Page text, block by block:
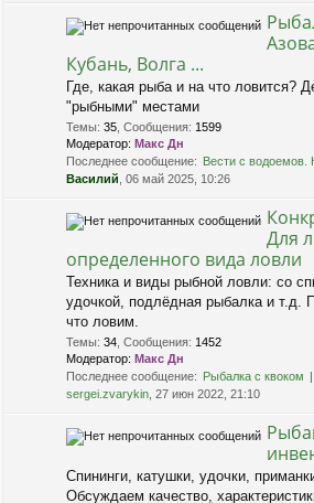
Кубань, Волга ...
Где, какая рыба и на что ловится?
"рыбными" местами
Темы: 35 Сообщения: 1599
Модератор: Макс Дн
Последнее сообщение: Вести с водоемов.
Василий , 06 май 2025, 10:26
Для
определенного вида ловли
Техника и виды рыбной ловли: со
удочкой, подлёдная рыбалка и т.д.
что ловим.
Темы: 34 Сообщения: 1452
Модератор: Макс Дн
Последнее сообщение: Рыбалка с квоком
sergei.zvarykin , 27 июн 2022, 21:10
Спининги, катушки, удочки,
Обсуждаем качество,